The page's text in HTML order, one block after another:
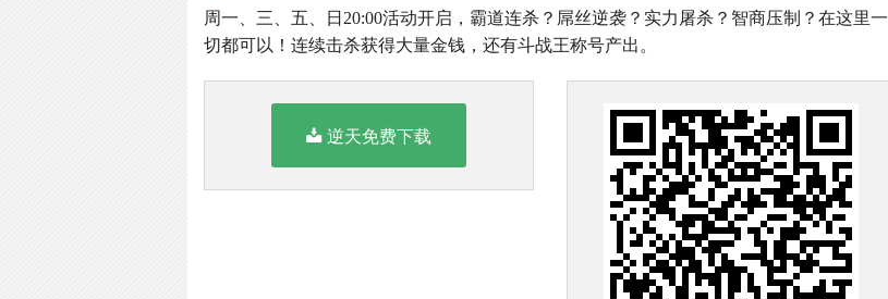
周一、三、五、日20:00活动开启，霸道连杀？屌丝逆袭？实力屠杀？智商压制？在这里一
切都可以！连续击杀获得大量金钱，还有斗战王称号产出。
逆天免费下载